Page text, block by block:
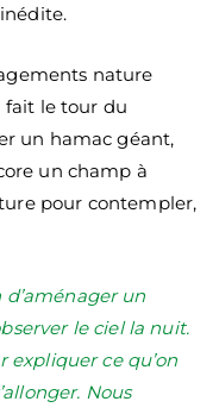
nature
fait le tour du
un hamac géant,
un champ à
pour contempler,
un
le ciel la nuit.
expliquer ce qu’on
Nous